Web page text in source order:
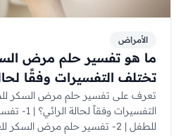
الأمراض
ما هو تفسير حلم مرض
تختلف التفسيرات وفقًا
تعرف على تفسير حلم مرض السكر
التفسيرات